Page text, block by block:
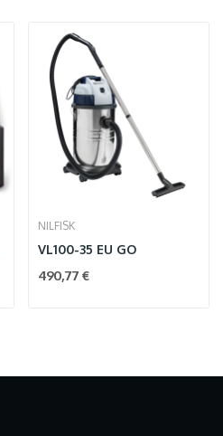
NILFISK
VL100-35 EU GO
490,77 €